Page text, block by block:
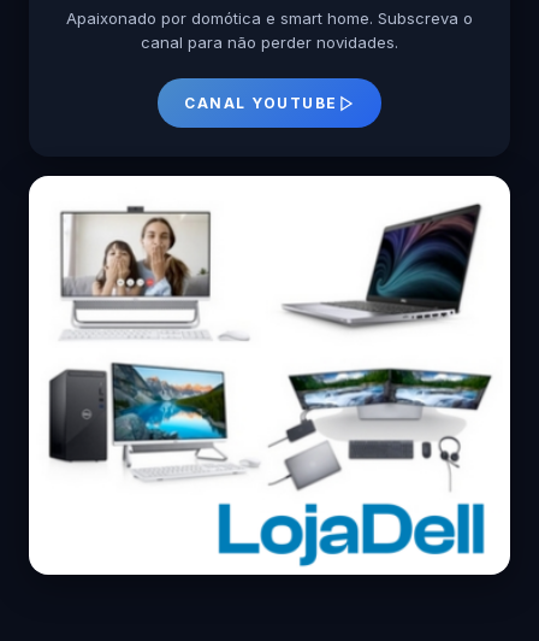
Apaixonado por domótica e smart home. Subscreva o
canal para não perder novidades.
CANAL YOUTUBE